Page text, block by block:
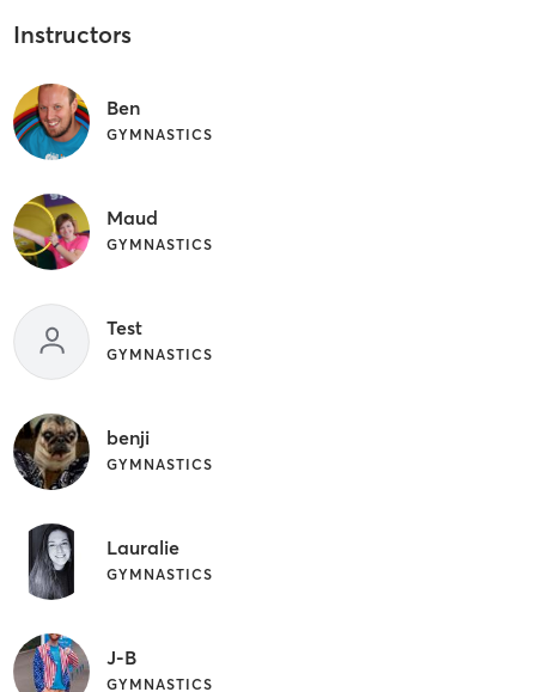
Instructors
Ben
GYMNASTICS
Maud
GYMNASTICS
Test
GYMNASTICS
benji
GYMNASTICS
Lauralie
GYMNASTICS
J-B
GYMNASTICS